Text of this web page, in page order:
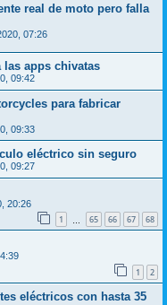
real de moto pero falla
07:26
las apps chivatas
09:42
para fabricar
09:33
eléctrico sin seguro
09:27
20:26
1 65 66 67 68
1 2
eléctricos con hasta 35